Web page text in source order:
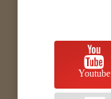
Youtube